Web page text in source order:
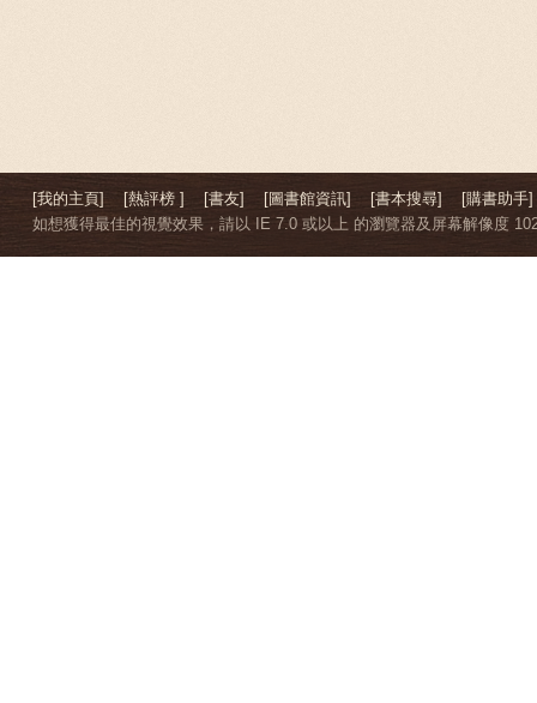
[我的主頁] [熱評榜 ] [書友] [圖書館資訊] [書本搜尋]
[購書助手]
如想獲得最佳的視覺效果，請以 IE 7.0 或以上 的瀏覽器及屏幕解像度